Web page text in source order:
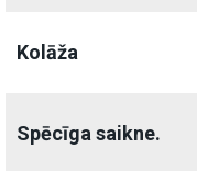
Kolāža
Spēcīga saikne.